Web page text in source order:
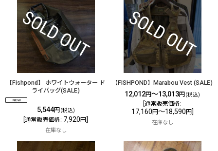
【Fishpond】 ホワイトウォーター ド
ライバッグ(SALE)
5,544円 (税込)
通常販売価格: 7,920 円 ]
在庫なし
【FISHPOND】Marabou Vest (SALE)
12,012円～13,013円 (税込)
通常販売価格:
17,160 円～18,590 円]
在庫なし